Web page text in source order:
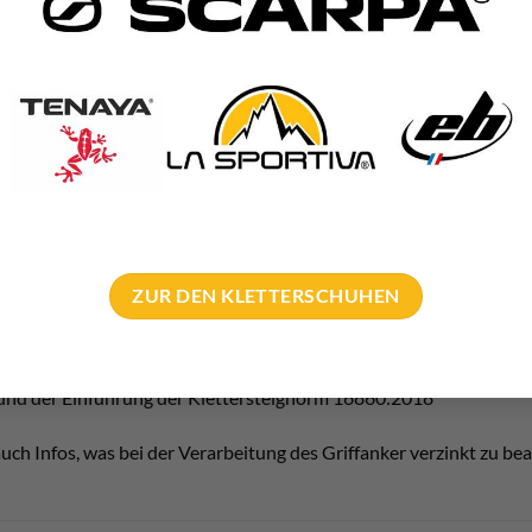
ZUR DEN KLETTERSCHUHEN
horizontal Edelstahl 26mm verarbeiten zu können bieten wir
du noch benötigen:
Bohrer mit 30mm Durchmesser. Gib dem Schaft unbedingt
für die Reinigung des Bohrlochs. Eine Stahl Lochbürste
Hochleistungs Injektionsmörtel inkl. Auspressistole und
„Kletter:Steige – Errichtung, Wartung, Sanierung (2014)
der Einführung der Klettersteignorm 16860:2018
Infos, was bei der Verarbeitung des Griffanker verzinkt zu